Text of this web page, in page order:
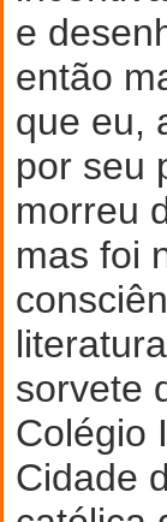
e
então
que eu,
por seu
morreu
mas foi
sorvete
Colégio
Cidade